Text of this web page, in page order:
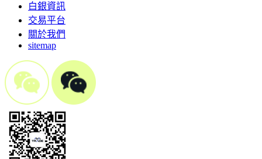
白銀資訊
交易平台
關於我們
sitemap